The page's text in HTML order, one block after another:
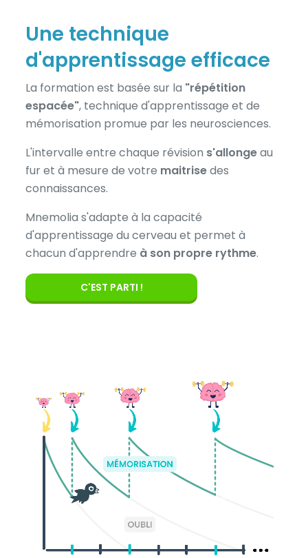
Une technique
d'apprentissage efficace
La formation est basée sur la "répétition
espacée", technique d'apprentissage et de
mémorisation promue par les neurosciences.
L'intervalle entre chaque révision s'allongeau
fur et à mesure de votre maitrisedes
connaissances.
Mnemolia s'adapte à la capacité
d'apprentissage du cerveau et permet à
chacun d'apprendre à son propre rythme.
C'EST PARTI !